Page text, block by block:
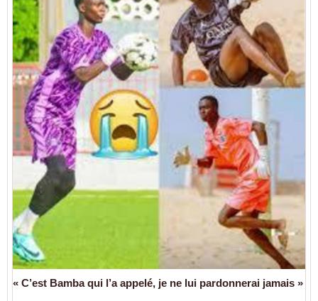
« C’est Bamba qui l’a appelé, je ne lui pardonnerai jamais »